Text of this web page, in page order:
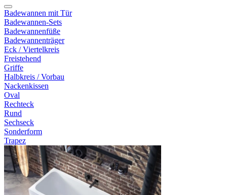
Badewannen mit Tür
Badewannen-Sets
Badewannenfüße
Badewannenträger
Eck / Viertelkreis
Freistehend
Griffe
Halbkreis / Vorbau
Nackenkissen
Oval
Rechteck
Rund
Sechseck
Sonderform
Trapez